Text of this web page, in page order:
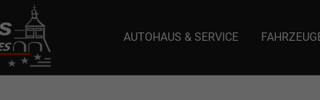
aee-de0k._domainkey.autoeinmaleins.onmicrosoft.com Host
AUTOHAUS & SERVICE